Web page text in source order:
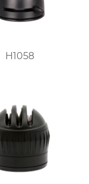
H1058